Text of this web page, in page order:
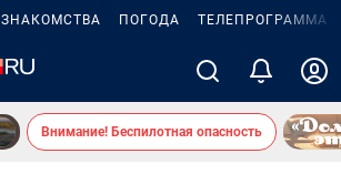
ЗНАКОМСТВА ПОГОДА ТЕЛЕПРОГРАММА
Внимание! Беспилотная опасность